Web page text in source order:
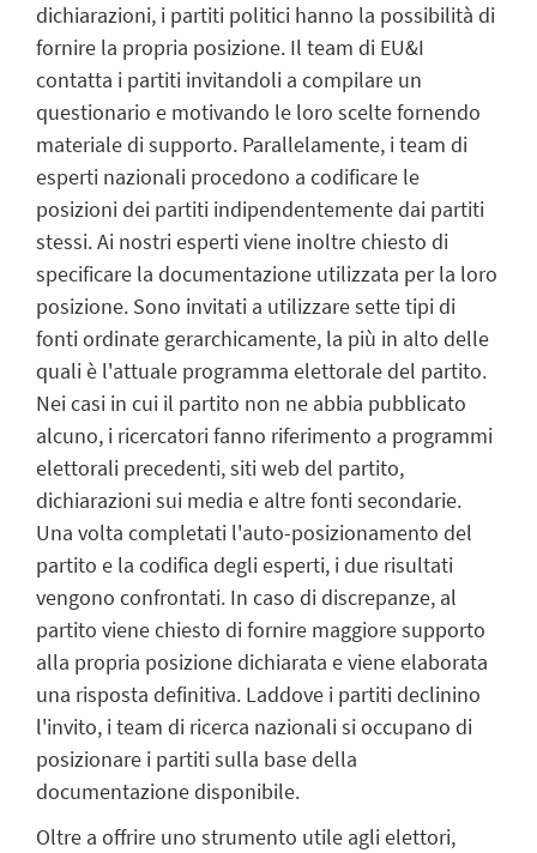
dichiarazioni, i partiti politici hanno la possibilità di
fornire la propria posizione. Il team di EU&I
contatta i partiti invitandoli a compilare un
questionario e motivando le loro scelte fornendo
materiale di supporto. Parallelamente, i team di
esperti nazionali procedono a codificare le
posizioni dei partiti indipendentemente dai partiti
stessi. Ai nostri esperti viene inoltre chiesto di
specificare la documentazione utilizzata per la loro
posizione. Sono invitati a utilizzare sette tipi di
fonti ordinate gerarchicamente, la più in alto delle
quali è l'attuale programma elettorale del partito.
Nei casi in cui il partito non ne abbia pubblicato
alcuno, i ricercatori fanno riferimento a programmi
elettorali precedenti, siti web del partito,
dichiarazioni sui media e altre fonti secondarie.
Una volta completati l'auto-posizionamento del
partito e la codifica degli esperti, i due risultati
vengono confrontati. In caso di discrepanze, al
partito viene chiesto di fornire maggiore supporto
alla propria posizione dichiarata e viene elaborata
una risposta definitiva. Laddove i partiti declinino
l'invito, i team di ricerca nazionali si occupano di
posizionare i partiti sulla base della
documentazione disponibile.
Oltre a offrire uno strumento utile agli elettori,